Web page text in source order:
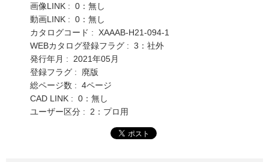
画像LINK : 0：無し
動画LINK : 0：無し
カタログコード : XAAAB-H21-094-1
WEBカタログ登録フラグ : 3：社外
発行年月 : 2021年05月
登録フラグ : 廃版
総ページ数 : 4ページ
CAD LINK : 0：無し
ユーザー区分 : 2：プロ用